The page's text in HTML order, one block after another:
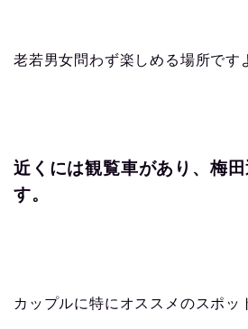
老若男女問わず楽しめる場所です
近くには観覧車があり、梅
す。
カップルに特にオススメのスポッ